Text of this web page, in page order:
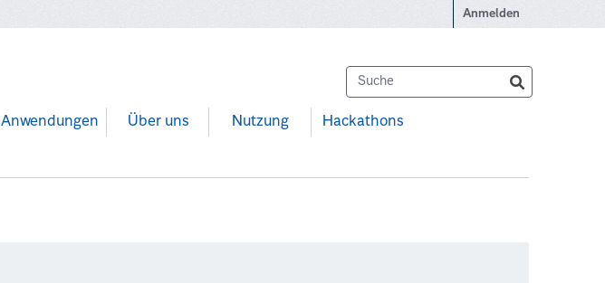
Anmelden
Anwendungen Über uns Nutzung Hackathons